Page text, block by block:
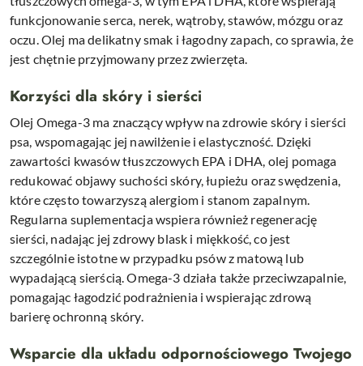
funkcjonowanie serca, nerek, wątroby, stawów, mózgu oraz
oczu. Olej ma delikatny smak i łagodny zapach, co sprawia, że
jest chętnie przyjmowany przez zwierzęta.
Korzyści dla skóry i sierści
Olej Omega-3 ma znaczący wpływ na zdrowie skóry i sierści
psa, wspomagając jej nawilżenie i elastyczność. Dzięki
zawartości kwasów tłuszczowych EPA i DHA, olej pomaga
redukować objawy suchości skóry, łupieżu oraz swędzenia,
które często towarzyszą alergiom i stanom zapalnym.
Regularna suplementacja wspiera również regenerację
sierści, nadając jej zdrowy blask i miękkość, co jest
szczególnie istotne w przypadku psów z matową lub
wypadającą sierścią. Omega-3 działa także przeciwzapalnie,
pomagając łagodzić podrażnienia i wspierając zdrową
barierę ochronną skóry.
Wsparcie dla układu odpornościowego Twojego